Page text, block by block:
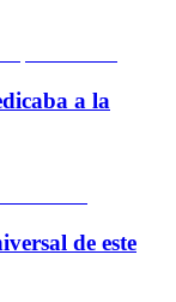
a la
de este